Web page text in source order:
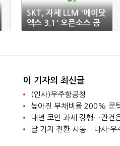
SKT, 자체 LLM '에이닷
엑스 3.1' 오픈소스 공
개
이 기자의 최신글
(인사)우주항공청
높아진 부채비율 200% 문
내년 코인 과세 강행…관건
달 기지 전환 시동…나사·우